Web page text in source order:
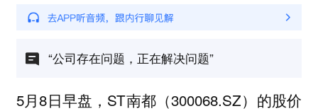
“公司存在问题，正在解决问题”
5月8日早盘，ST南都（300068.SZ）的股价